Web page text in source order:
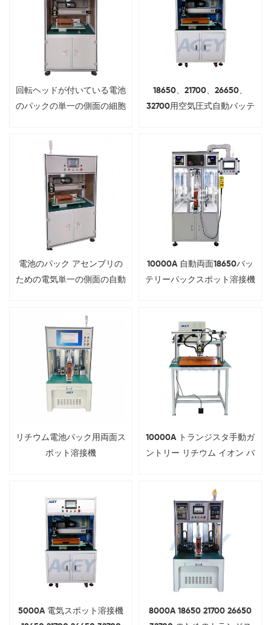
回転ヘッドが付いている電池
のパックの単一の側面の細胞
18650、21700、26650、
32700用空気圧式自動バッテ
電池のパック アセンブリの
ための電気単一の側面の自動
10000A 自動両面18650バッ
テリーパックスポット溶接機
リチウム電池パック用両面ス
ポット溶接機
10000A トランジスタ手動ガ
ントリー リチウム イオン バ
5000A 電気スポット溶接機
8000A 18650 21700 26650